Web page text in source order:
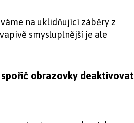
na uklidňující záběry z
smysluplnější je ale
obrazovky deaktivovat